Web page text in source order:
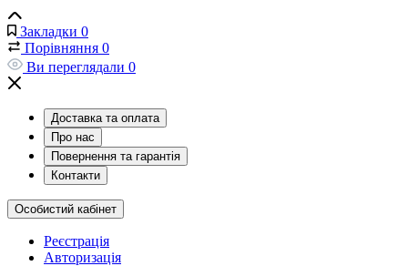
Закладки 0
Порівняння 0
Ви переглядали 0
Доставка та оплата
Про нас
Повернення та гарантія
Контакти
Особистий кабінет
Реєстрація
Авторизація